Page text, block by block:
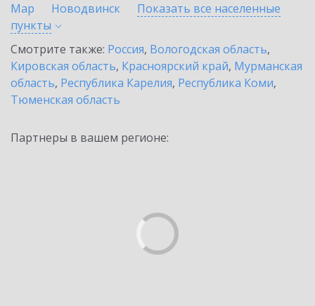
Мар
Новодвинск
Показать все населенные
пункты
Смотрите также: Россия, Вологодская область,
Кировская область, Красноярский край, Мурманская
область, Республика Карелия, Республика Коми,
Тюменская область
Партнеры в вашем регионе: